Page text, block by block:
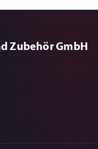
Zubehör GmbH